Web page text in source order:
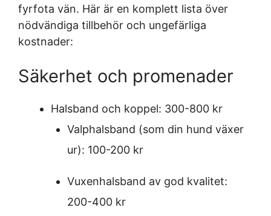
fyrfota vän. Här är en komplett lista över
nödvändiga tillbehör och ungefärliga
kostnader:
Säkerhet och promenader
Halsband och koppel: 300-800 kr
Valphalsband (som din hund växer
ur): 100-200 kr
Vuxenhalsband av god kvalitet:
200-400 kr